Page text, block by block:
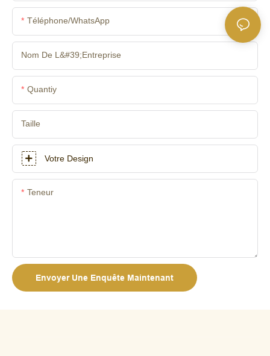
Téléphone/WhatsApp
Nom De L&#39;entreprise
Quantiy
Taille
Votre Design
Teneur
Envoyer Une Enquête Maintenant